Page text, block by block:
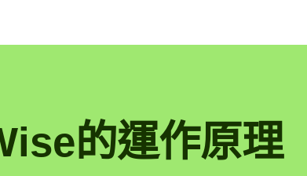
的運作原理